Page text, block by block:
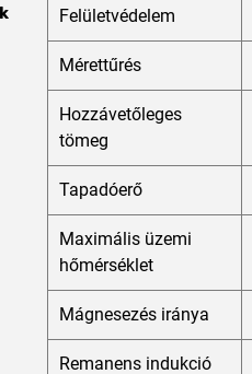
Felületvédelem
Mérettűrés
Hozzávetőleges
tömeg
Tapadóerő
Maximális üzemi
hőmérséklet
Mágnesezés iránya
Remanens indukció